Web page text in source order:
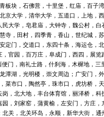
板块，石佛营，十里堡，红庙，百子
京大学，清华大学，五道口，上地，
民大学，皂君庙，大钟寺，魏公村，
寺，田村，四季青，香山，世纪城，
定门，交道口，东四十条，海运仓，
，官园，百万庄，阜成门，西四，展
便门，南礼士路，什刹海，木樨地，
潭湖，光明楼，崇文周边；广安门，
菜市口，陶然亭，珠市口，虎坊桥，
岗，北大地，丰台体育馆，丽泽桥，
园，刘家窑，蒲黄榆，左安门，方庄
北关，北关环岛，永顺，新华大街，